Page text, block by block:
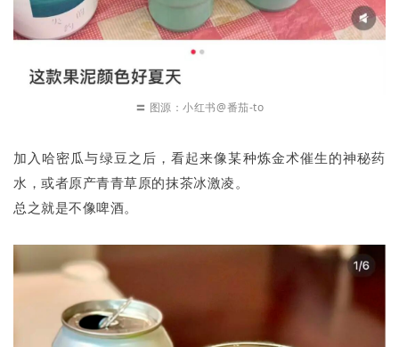
〓 图源：小红书@番茄-to
加入哈密瓜与绿豆之后，看起来像某种炼金术催生的神秘药
水，或者原产青青草原的抹茶冰激凌。
总之就是不像啤酒。